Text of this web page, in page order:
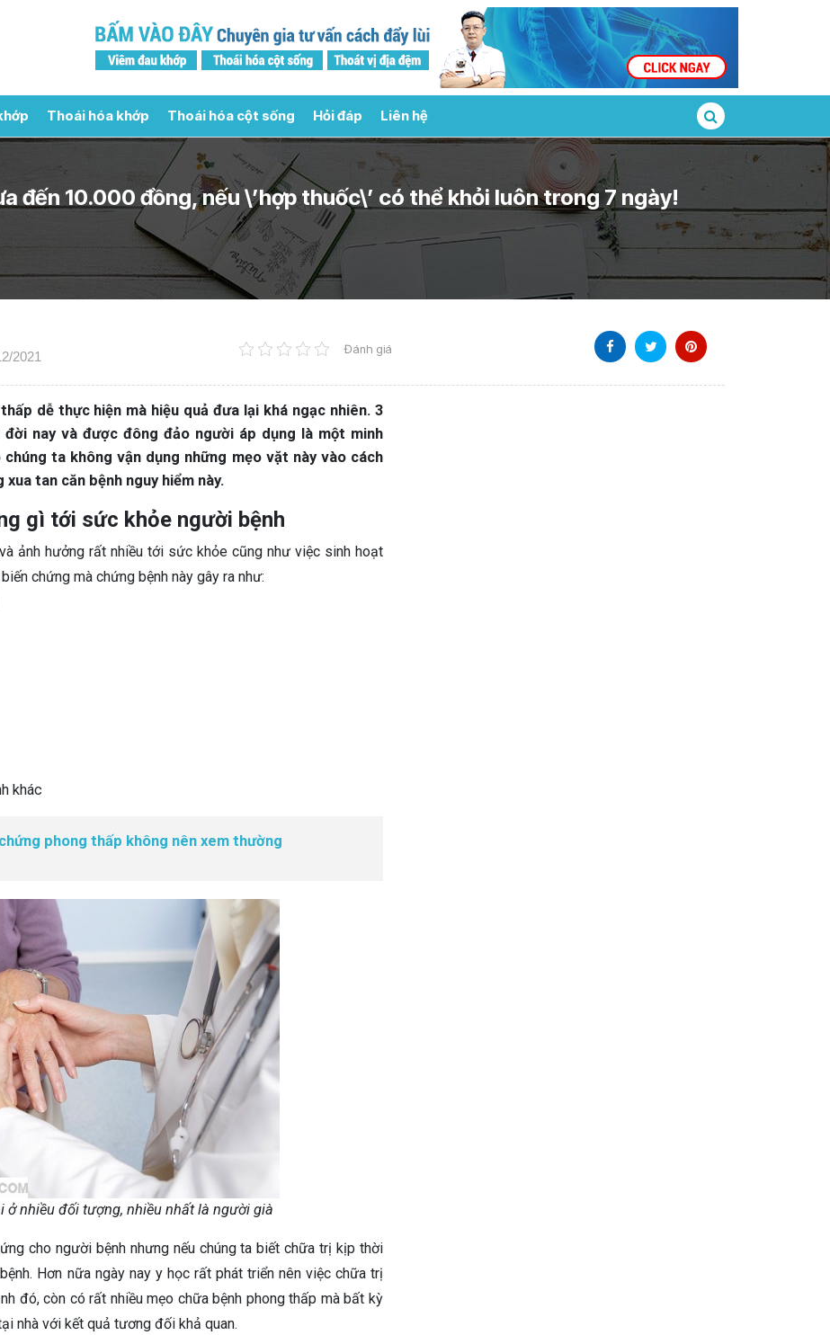
Thoái hóa khớp Thoái hóa cột sống Hỏi đáp Liên hệ
đến 10.000 đồng, nếu \’hợp thuốc\’ có thể khỏi luôn trong 7 ngày!
2021 Đánh giá
dễ thực hiện mà hiệu quả đưa lại khá ngạc nhiên. 3
nay và được đông đảo người áp dụng là một minh
ta không vận dụng những mẹo vặt này vào cách
tan căn bệnh nguy hiểm này.
gì tới sức khỏe người bệnh
ảnh hưởng rất nhiều tới sức khỏe cũng như việc sinh hoạt
chứng mà chứng bệnh này gây ra như:
khác
phong thấp không nên xem thường
ở nhiều đối tượng, nhiều nhất là người già
cho người bệnh nhưng nếu chúng ta biết chữa trị kịp thời
Hơn nữa ngày nay y học rất phát triển nên việc chữa trị
đó, còn có rất nhiều mẹo chữa bệnh phong thấp mà bất kỳ
nhà với kết quả tương đối khả quan.